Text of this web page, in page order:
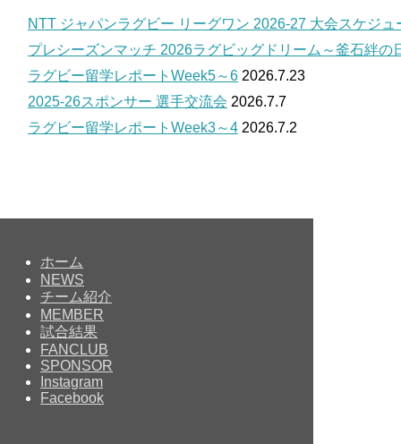
NTT ジャパンラグビー リーグワン 2026-27 大会スケジュ
プレシーズンマッチ 2026ラグビッグドリーム～釜石絆の
ラグビー留学レポートWeek5～6 2026.7.23
2025-26スポンサー 選手交流会 2026.7.7
ラグビー留学レポートWeek3～4 2026.7.2
ホーム
NEWS
チーム紹介
MEMBER
試合結果
FANCLUB
SPONSOR
Instagram
Facebook